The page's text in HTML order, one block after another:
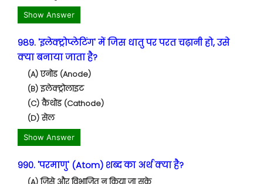
Show Answer
989. 'इलेक्ट्रोप्लेटिंग' में जिस धातु पर परत चढ़ानी हो, उसे
क्या बनाया जाता है?
(A) एनोड (Anode)
(B) इलेक्ट्रोलाइट
(C) कैथोड (Cathode)
(D) सेल
Show Answer
990. 'परमाणु' (Atom) शब्द का अर्थ क्या है?